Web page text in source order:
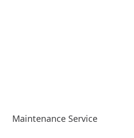
Maintenance Service